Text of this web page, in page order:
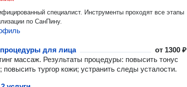
специалист. Инструменты проходят все этапы
по СанПину.
для лица от 1300 ₽
массаж. Результаты процедуры: повысить тонус
повысить тургор кожи; устранить следы усталости.